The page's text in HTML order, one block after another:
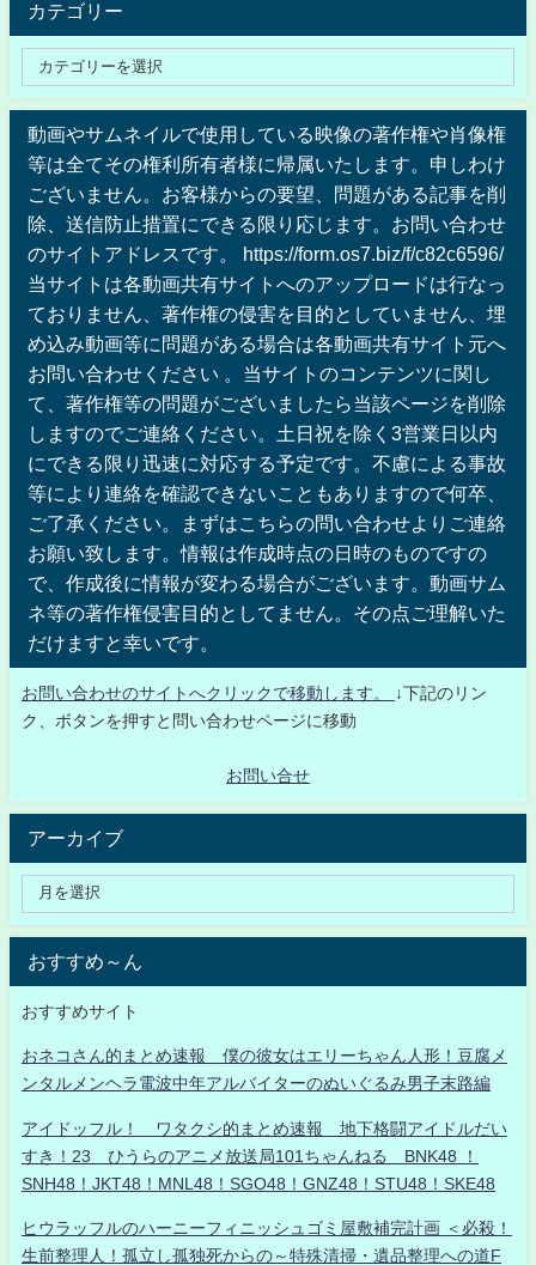
カテゴリー
動画やサムネイルで使用している映像の著作権や肖像権
等は全てその権利所有者様に帰属いたします。申しわけ
ございません。お客様からの要望、問題がある記事を削
除、送信防止措置にできる限り応じます。お問い合わせ
のサイトアドレスです。 https://form.os7.biz/f/c82c6596/
当サイトは各動画共有サイトへのアップロードは行なっ
ておりません、著作権の侵害を目的としていません、埋
め込み動画等に問題がある場合は各動画共有サイト元へ
お問い合わせください 。当サイトのコンテンツに関し
て、著作権等の問題がございましたら当該ページを削除
しますのでご連絡ください。土日祝を除く3営業日以内
にできる限り迅速に対応する予定です。不慮による事故
等により連絡を確認できないこともありますので何卒、
ご了承ください。まずはこちらの問い合わせよりご連絡
お願い致します。情報は作成時点の日時のものですの
で、作成後に情報が変わる場合がございます。動画サム
ネ等の著作権侵害目的としてません。その点ご理解いた
だけますと幸いです。
お問い合わせのサイトへクリックで移動します。
↓下記のリン
ク、ボタンを押すと問い合わせページに移動
お問い合せ
アーカイブ
おすすめ～ん
おすすめサイト
おネコさん的まとめ速報 僕の彼女はエリーちゃん人形！豆腐メ
ンタルメンヘラ電波中年アルバイターのぬいぐるみ男子末路編
アイドッフル！ ワタクシ的まとめ速報 地下格闘アイドルだい
すき！23 ひうらのアニメ放送局101ちゃんねる BNK48 ！
SNH48！JKT48！MNL48！SGO48！GNZ48！STU48！SKE48
ヒウラッフルのハーニーフィニッシュゴミ屋敷補完計画 ＜必殺！
生前整理人！孤立し孤独死からの～特殊清掃・遺品整理への道F